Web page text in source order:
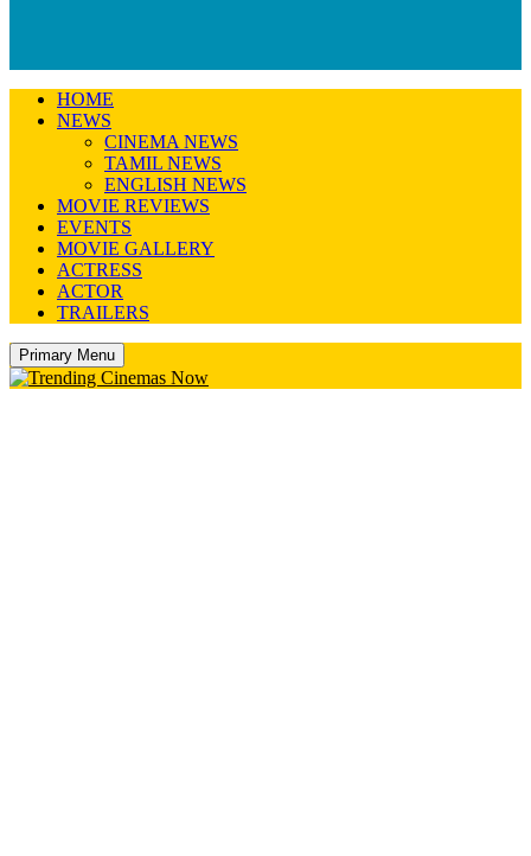
HOME
NEWS
CINEMA NEWS
TAMIL NEWS
ENGLISH NEWS
MOVIE REVIEWS
EVENTS
MOVIE GALLERY
ACTRESS
ACTOR
TRAILERS
Primary Menu